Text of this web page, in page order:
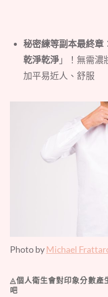
秘密練等副本最終章
乾淨乾淨 」！無需濃
加平易近人、舒服
Photo byMichael
◬個人衛生會對印象分數產
吧